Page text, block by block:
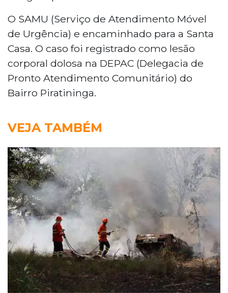
O SAMU (Serviço de Atendimento Móvel
de Urgência) e encaminhado para a Santa
Casa. O caso foi registrado como lesão
corporal dolosa na DEPAC (Delegacia de
Pronto Atendimento Comunitário) do
Bairro Piratininga.
VEJA TAMBÉM